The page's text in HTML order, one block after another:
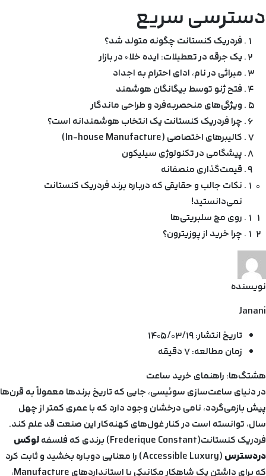
دسترسی سریع
فردریک کنستانت چگونه متولد شد؟
یک جرقه در تعطیلات: ایده خلاء در بازار
میراثی در نام، ادای احترام به اجداد
فتح ژنو توسط بیگانگان هوشمند
ویژگی‌های منحصربه‌فرد و طراحی ماندگار
چرا فردریک کنستانت یک انتخاب هوشمندانه است؟
کالیبرهای اختصاصی (In-house Manufacture)
پیشگامی در تکنولوژی سیلیکون
قیمت‌گذاری منصفانه
نکات جالب و حقایقی که درباره برند فردریک کنستانت
نمی‌دانستید!
روی مچ سلبریتی‌ها
چرا خرید از پوزیترون؟
نویسنده
Janani
تاریخ انتشار:۱۴۰۵/۰۳/۱۹
زمان مطالعه:۷ دقیقه
هشتگ‌ها:راهنمای خریدساعت
در دنیای ساعت‌سازی سوئیسی، جایی که تاریخ برندها معمولاً به قرن‌ها
پیش بازمی‌گردد، نامی درخشان وجود دارد که با عمری کمتر از چهل
سال، توانسته است در کنار غول‌های کهنه‌کار این صنعت قد علم کند.
فردریک کنستانت(Frederique Constant)
برندی که فلسفهلوکس
دردسترس
(Accessible Luxury) را معنایی دوباره بخشید و ثابت کرد
که برای داشتن یک شاهکار مکانیکی با استانداردهای Manufacture،